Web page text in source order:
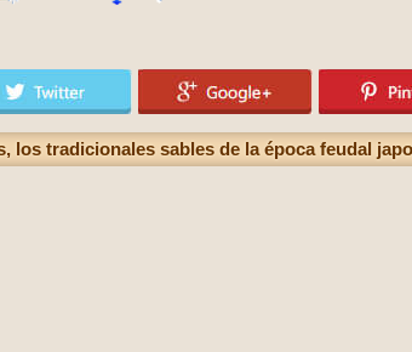
los tradicionales sables de la época feudal